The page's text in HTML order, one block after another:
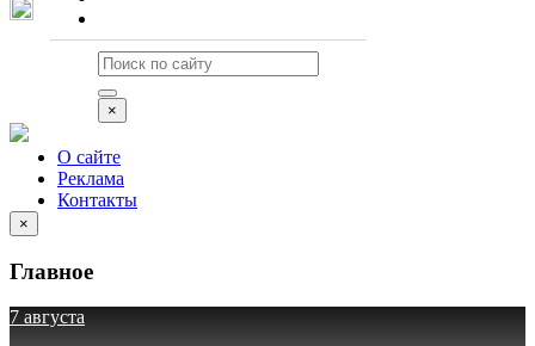
×
О сайте
Реклама
Контакты
×
Главное
7 августа